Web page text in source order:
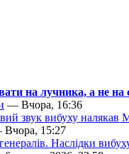
на лучника, а не на
— Вчора, 16:36
звук вибуху налякав
15:27
Наслідки